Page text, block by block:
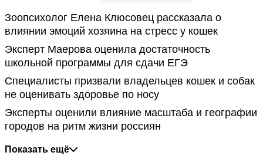
Зоопсихолог Елена Клюсовец рассказала о
влиянии эмоций хозяина на стресс у кошек
Эксперт Маерова оценила достаточность
школьной программы для сдачи ЕГЭ
Специалисты призвали владельцев кошек и собак
не оценивать здоровье по носу
Эксперты оценили влияние масштаба и географии
городов на ритм жизни россиян
Показать ещё